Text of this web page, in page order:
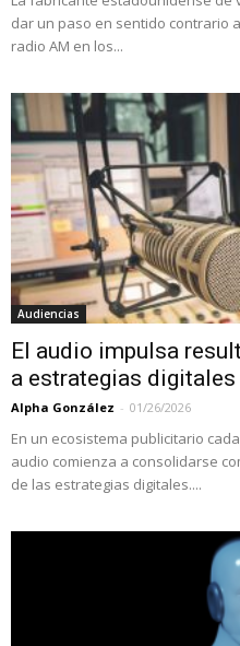
dar un paso en sentido contrario
radio AM en los...
Audiencias
El audio impulsa
a estrategias digitales
Alpha González - 01/26/2026
En un ecosistema publicitario
audio comienza a consolidarse
de las estrategias digitales....